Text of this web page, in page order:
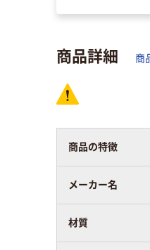
商品詳細 商
商品の特徴
メーカー名
材質